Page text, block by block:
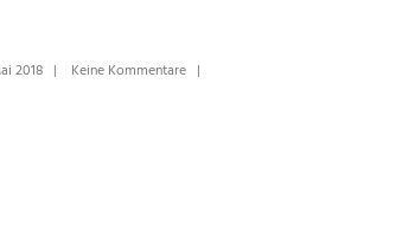
2018 | Keine Kommentare |